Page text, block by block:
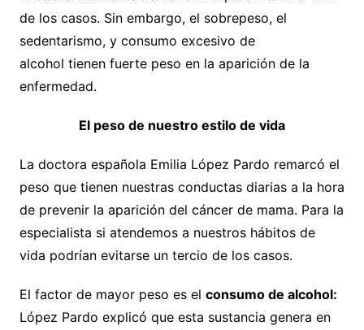
de los casos. Sin embargo, el sobrepeso, el
sedentarismo, y consumo excesivo de
alcohol tienen fuerte peso en la aparición de la
enfermedad.
El peso de nuestro estilo de vida
La doctora española Emilia López Pardo remarcó el
peso que tienen nuestras conductas diarias a la hora
de prevenir la aparición del cáncer de mama. Para la
especialista si atendemos a nuestros hábitos de
vida podrían evitarse un tercio de los casos.
El factor de mayor peso es el consumo de alcohol:
López Pardo explicó que esta sustancia genera en